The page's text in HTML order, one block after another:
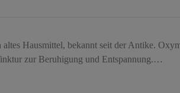
Hausmittel, bekannt seit der Antike.
zur Beruhigung und Entspannung.…